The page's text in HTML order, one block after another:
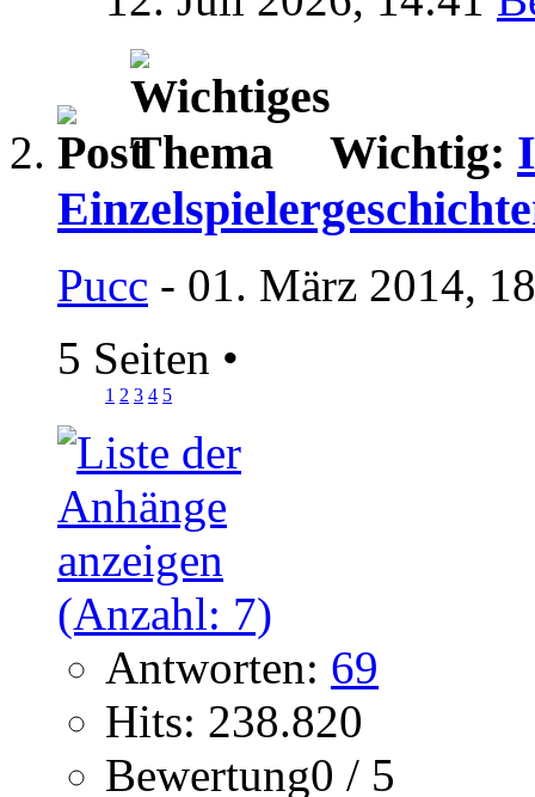
Wichtig:
Pucc - 01. März 2014,
5 Seiten •
1 2 3 4 5
Antworten: 69
Hits: 238.820
Bewertung0 / 5